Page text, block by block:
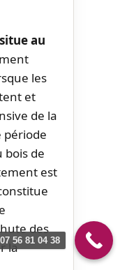
au
les
et
de la
période
de
est
des
la
07 56 81 04 38